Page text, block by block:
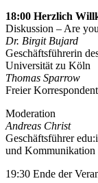
18:00 Herzlich
Diskussion – Are
Dr. Birgit Bujard
Geschäftsführerin
Universität zu Köln
Thomas Sparrow
Freier Korrespondent
Moderation
Andreas Christ
Geschäftsführer
und Kommunikation
19:30 Ende der